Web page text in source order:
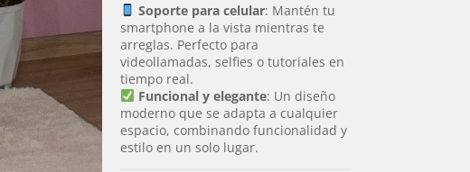
Soporte para celular: Mantén tu
smartphone a la vista mientras te
arreglas. Perfecto para
videollamadas, selfies o tutoriales en
tiempo real.
Funcional y elegante: Un diseño
moderno que se adapta a cualquier
espacio, combinando funcionalidad y
estilo en un solo lugar.